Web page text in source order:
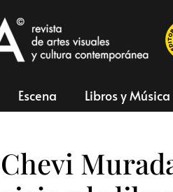
Escena Libros y Música
Chevi